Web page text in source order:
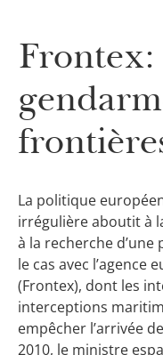
Frontex:
La politique
irrégulière aboutit à
à la recherche
le cas avec l’agence
(Frontex), dont les
interceptions
empêcher l’arrivée
2010, le ministre